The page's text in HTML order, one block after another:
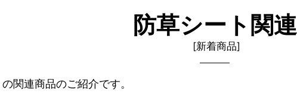
防草シート関連
[新着商品]
関連商品のご紹介です。